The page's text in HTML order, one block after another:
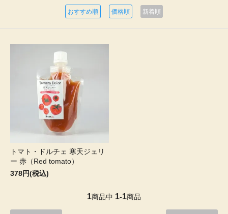
おすすめ順 価格順 新着順
トマト・ドルチェ 寒天ジェリ
ー 赤（Red tomato）
378円(税込)
1商品中 1-1商品